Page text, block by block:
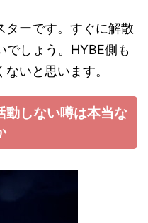
ターです。すぐに解散
でしょう。HYBE側も
いと思います。
動しない噂は本当な